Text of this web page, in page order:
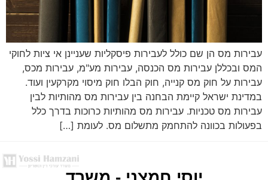
עבירות מס הן שם כולל לעבירות פיסקליות שעניינן אי ציות לחוקי
המס ובכללן עבירות מס הכנסה, עבירות מע"מ, עבירות מכס,
עבירות על חוק מס קנייה, חוק הבלו חוק מיסוי מקרקעין ועוד.
במדינת ישראל קיימת הבחנה בין עבירות מס מהותיות לבין
עבירות מס טכניות. עבירות מס מהותיות כרוכות בדרך כלל
בפעולות בכוונה להתחמק מתשלום מס. לעומת […]